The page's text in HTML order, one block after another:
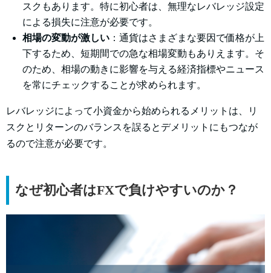
スクもあります。特に初心者は、無理なレバレッジ設定
による損失に注意が必要です。
相場の変動が激しい ：通貨はさまざまな要因で価格が上
下するため、短期間での急な相場変動もありえます。そ
のため、相場の動きに影響を与える経済指標やニュース
を常にチェックすることが求められます。
レバレッジによって小資金から始められるメリットは、リ
スクとリターンのバランスを誤るとデメリットにもつなが
るので注意が必要です。
なぜ初心者はFXで負けやすいのか？